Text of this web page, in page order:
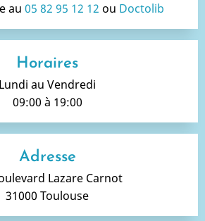
au 05 82 95 12 12 ou Doctolib
Horaires
Lundi au Vendredi
09:00 à 19:00
Adresse
Lazare Carnot
31000 Toulouse